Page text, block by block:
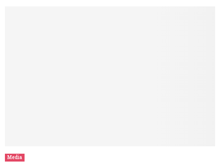
Media